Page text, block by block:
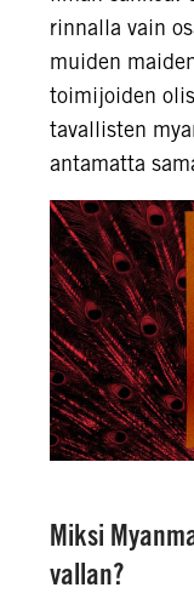
rinnalla vain
muiden
toimijoiden
tavallisten
antamatta
Miksi
vallan?